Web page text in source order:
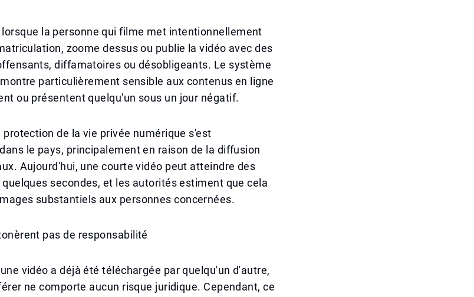
la personne qui filme met intentionnellement
zoome dessus ou publie la vidéo avec des
diffamatoires ou désobligeants. Le système
particulièrement sensible aux contenus en ligne
ou présentent quelqu'un sous un jour négatif.
protection de la vie privée numérique s'est
le pays, principalement en raison de la diffusion
Aujourd'hui, une courte vidéo peut atteindre des
secondes, et les autorités estiment que cela
substantiels aux personnes concernées.
pas de responsabilité
vidéo a déjà été téléchargée par quelqu'un d'autre,
ne comporte aucun risque juridique. Cependant, ce